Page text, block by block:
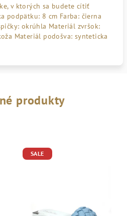
v ktorých sa budete cítiť
podpätku: 8 cm Farba: čierna
okrúhla Materiál zvršok:
Materiál podošva: synteticka
produkty
SALE